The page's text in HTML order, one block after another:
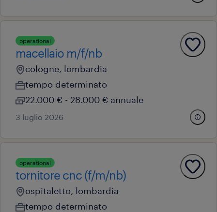
operational
macellaio m/f/nb
cologne, lombardia
tempo determinato
22.000 € - 28.000 € annuale
3 luglio 2026
operational
tornitore cnc (f/m/nb)
ospitaletto, lombardia
tempo determinato